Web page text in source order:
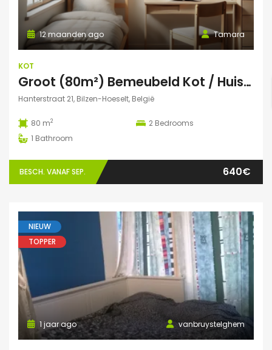
Tamara
12 maanden ago
KOT
Groot (80m²) Bemeubeld Kot / Huis (volledig privé) Diepenbeek
Hanterstraat 21, Bilzen-Hoeselt, België
80 m2 2 Bedrooms
1 Bathroom
BESCH. VANAF SEP. 640€
NIEUW
TOPPER
vanbruystelghem
1 jaar ago